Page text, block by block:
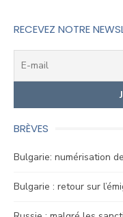
RECEVEZ NOTRE
BRÈVES
Bulgarie: numérisation
Bulgarie : retour sur